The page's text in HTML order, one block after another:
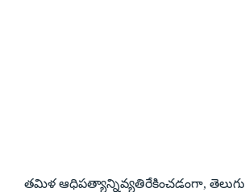
తమిళ ఆధిపత్యాన్నివ్యతిరేకించడంగా, తెలుగు